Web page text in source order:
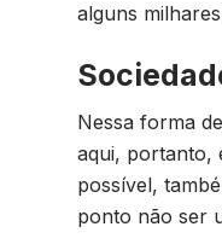
alguns
Nessa forma
aqui, portanto,
possível,
ponto não ser